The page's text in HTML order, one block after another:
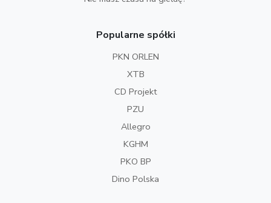
Popularne spółki
PKN ORLEN
XTB
CD Projekt
PZU
Allegro
KGHM
PKO BP
Dino Polska